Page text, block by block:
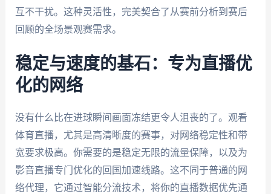
互不干扰。这种灵活性，完美契合了从赛前分析到赛后
回顾的全场景观赛需求。
稳定与速度的基石：专为直播优
化的网络
没有什么比在进球瞬间画面冻结更令人沮丧的了。观看
体育直播，尤其是高清晰度的赛事，对网络稳定性和带
宽要求极高。你需要的是稳定无限的流量保障，以及为
影音直播专门优化的回国加速线路。这不同于普通的网
络代理，它通过智能分流技术，将你的直播数据优先通